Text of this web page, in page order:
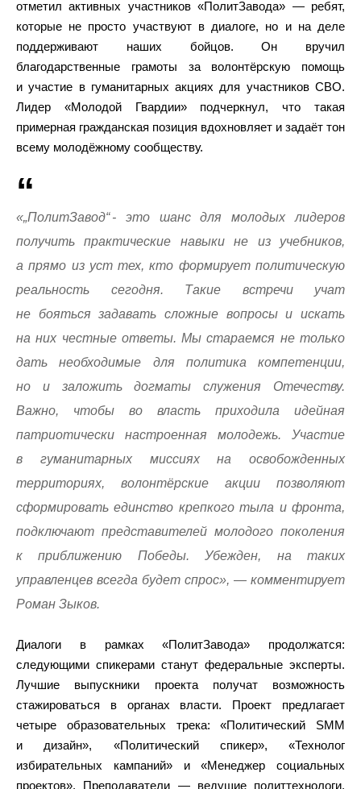
отметил активных участников «ПолитЗавода» — ребят,
которые не просто участвуют в диалоге, но и на деле
поддерживают наших бойцов. Он вручил
благодарственные грамоты за волонтёрскую помощь
и участие в гуманитарных акциях для участников СВО.
Лидер «Молодой Гвардии» подчеркнул, что такая
примерная гражданская позиция вдохновляет и задаёт тон
всему молодёжному сообществу.
«„ПолитЗавод“ - это шанс для молодых лидеров
получить практические навыки не из учебников,
а прямо из уст тех, кто формирует политическую
реальность сегодня. Такие встречи учат
не бояться задавать сложные вопросы и искать
на них честные ответы. Мы стараемся не только
дать необходимые для политика компетенции,
но и заложить догматы служения Отечеству.
Важно, чтобы во власть приходила идейная
патриотически настроенная молодежь. Участие
в гуманитарных миссиях на освобожденных
территориях, волонтёрские акции позволяют
сформировать единство крепкого тыла и фронта,
подключают представителей молодого поколения
к приближению Победы. Убежден, на таких
управленцев всегда будет спрос», — комментирует
Роман Зыков.
Диалоги в рамках «ПолитЗавода» продолжатся:
следующими спикерами станут федеральные эксперты.
Лучшие выпускники проекта получат возможность
стажироваться в органах власти. Проект предлагает
четыре образовательных трека: «Политический SMM
и дизайн», «Политический спикер», «Технолог
избирательных кампаний» и «Менеджер социальных
проектов». Преподаватели — ведущие политтехнологи,